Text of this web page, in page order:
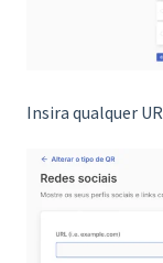
Insira qualquer